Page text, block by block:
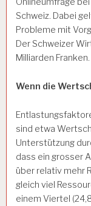
Schweiz. Dabei
Probleme mit
Der Schweizer
Milliarden Franken.
Wenn die
sind etwa
Unterstützung
dass ein grosser
über relativ mehr
gleich viel
einem Viertel